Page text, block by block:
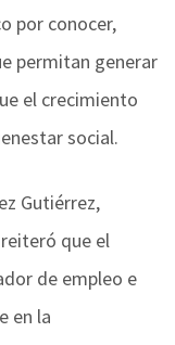
por conocer,
permitan generar
el crecimiento
social.
Gutiérrez,
que el
de empleo e
en la